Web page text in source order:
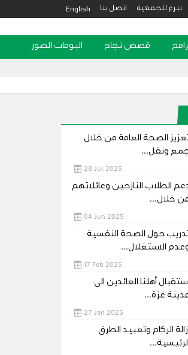
تبرع للجمعية اتصل بنا English
قصص نجاح البومات الصور
الصحة العامة من خلال
ونقل...
28 Jul 2025
الطلاب النازحين وعائلاتهم
خلال...
04 Jun 2025
حول الصحة النفسية
الاستغلال...
17 Feb 2025
أهلنا العائدين الى
غزة...
27 Jan 2025
الركام وتعبيد الطرق